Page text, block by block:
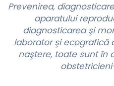
Prevenirea,
aparatului
diagnosticarea şi
laborator şi ecografică
naştere, toate sunt în